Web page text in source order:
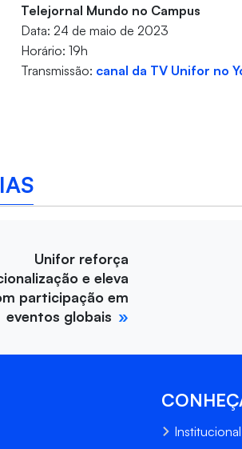
Telejornal Mundo no Campus
Data: 24 de maio de 2023
Horário: 19h
Transmissão: canal da TV Unifor no
Unifor reforça
e eleva
participação em
eventos globais
Institucional